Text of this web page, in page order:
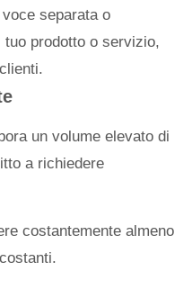
separata o
prodotto o servizio,
un volume elevato di
a richiedere
costantemente almeno